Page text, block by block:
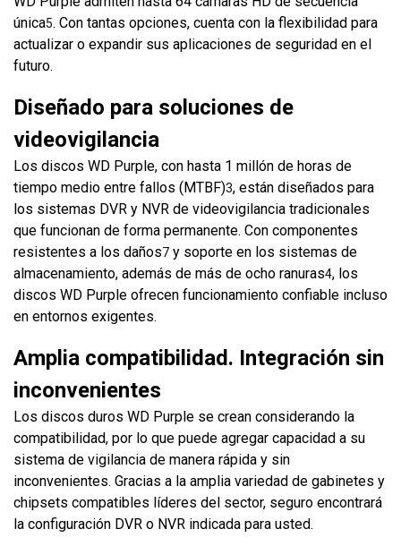
única5. Con tantas opciones, cuenta con la flexibilidad para
actualizar o expandir sus aplicaciones de seguridad en el
futuro.
Diseñado para soluciones de
videovigilancia
Los discos WD Purple, con hasta 1 millón de horas de
tiempo medio entre fallos (MTBF)3, están diseñados para
los sistemas DVR y NVR de videovigilancia tradicionales
que funcionan de forma permanente. Con componentes
resistentes a los daños7 y soporte en los sistemas de
almacenamiento, además de más de ocho ranuras4, los
discos WD Purple ofrecen funcionamiento confiable incluso
en entornos exigentes.
Amplia compatibilidad. Integración sin
inconvenientes
Los discos duros WD Purple se crean considerando la
compatibilidad, por lo que puede agregar capacidad a su
sistema de vigilancia de manera rápida y sin
inconvenientes. Gracias a la amplia variedad de gabinetes y
chipsets compatibles líderes del sector, seguro encontrará
la configuración DVR o NVR indicada para usted.